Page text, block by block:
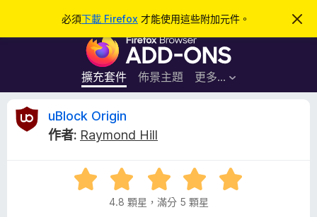
必須下載 Firefox 才能使用這些附加元件。
忽
此
F
r
e
覽
器
附
擴充套件 佈景主題 更多…
登入
u
uBlock Origin
作者: Raymond Hill
評
價
4.8 顆星，滿分 5 顆星